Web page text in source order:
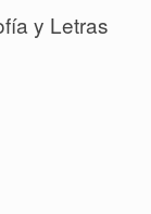
y Letras